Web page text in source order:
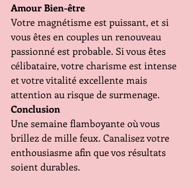
Amour Bien-être
Votre magnétisme est puissant, et si
vous êtes en couples un renouveau
passionné est probable. Si vous êtes
célibataire, votre charisme est intense
et votre vitalité excellente mais
attention au risque de surmenage.
Conclusion
Une semaine flamboyante où vous
brillez de mille feux. Canalisez votre
enthousiasme afin que vos résultats
soient durables.